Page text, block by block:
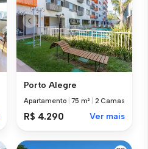
Porto Alegre
Apartamento |75 m² 2 Camas
R$ 4.290 Ver mais